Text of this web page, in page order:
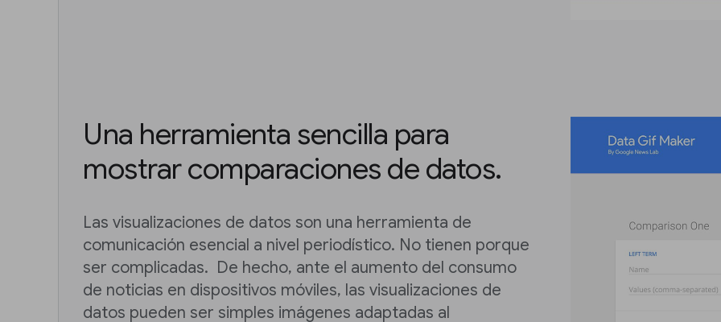
Una herramienta sencilla para
mostrar comparaciones de datos.
Las visualizaciones de datos son una herramienta de
comunicación esencial a nivel periodístico. No tienen porque
ser complicadas. De hecho, ante el aumento del consumo
de noticias en dispositivos móviles, las visualizaciones de
datos pueden ser simples imágenes adaptadas al